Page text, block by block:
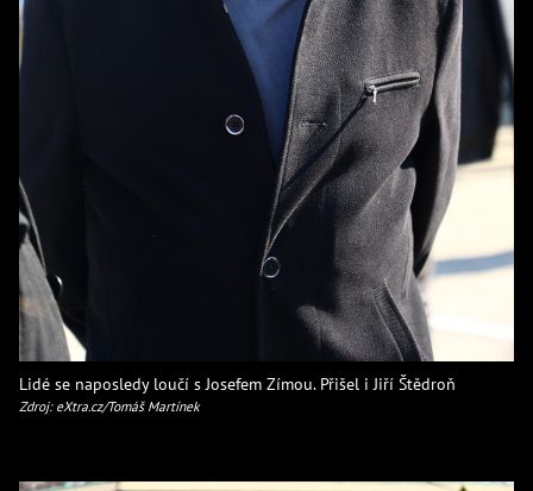
Lidé se naposledy loučí s Josefem Zímou. Přišel i Jiří Štědroň
Zdroj: eXtra.cz/Tomáš Martínek